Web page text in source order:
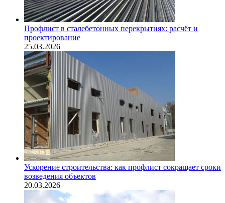
Профлист в сталебетонных перекрытиях: расчёт и
проектирование
25.03.2026
Ускорение строительства: как профлист сокращает сроки
возведения объектов
20.03.2026